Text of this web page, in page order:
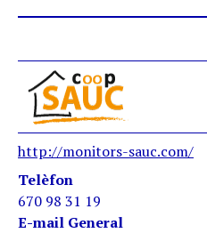
http://monitors-sauc.com/
Telèfon
670 98 31 19
E-mail General